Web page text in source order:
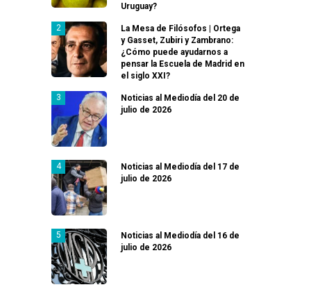
Uruguay?
La Mesa de Filósofos | Ortega
y Gasset, Zubiri y Zambrano:
¿Cómo puede ayudarnos a
pensar la Escuela de Madrid en
el siglo XXI?
Noticias al Mediodía del 20 de
julio de 2026
Noticias al Mediodía del 17 de
julio de 2026
Noticias al Mediodía del 16 de
julio de 2026